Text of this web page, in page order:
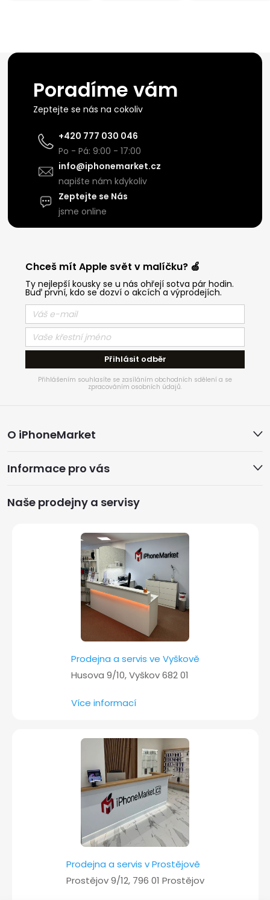
Poradíme vám
Zeptejte se nás na cokoliv
+420 777 030 046
Po - Pá: 9:00 - 17:00
info@iphonemarket.cz
napište nám kdykoliv
Zeptejte se Nás
jsme online
Chceš mít Apple svět v malíčku? 🍏
Ty nejlepší kousky se u nás ohřejí sotva pár hodin.
Buď první, kdo se dozví o akcích a výprodejích.
Přihlásit odběr
Přihlášením souhlasíte se zasíláním obchodních sdělení a se
zpracováním osobních údajů.
á
p
a
O iPhoneMarket
Informace pro vás
Naše prodejny a servisy
Prodejna a servis ve Vyškově
Husova 9/10, Vyškov 682 01
Více informací
Prodejna a servis v Prostějově
Prostějov 9/12, 796 01 Prostějov